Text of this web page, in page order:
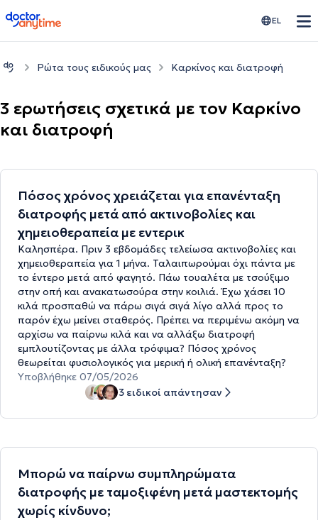
doctoranytime EL
Ρώτα τους ειδικούς μας Καρκίνος και διατροφή
3 ερωτήσεις σχετικά με τον Καρκίνο
και διατροφή
Πόσος χρόνος χρειάζεται για επανένταξη
διατροφής μετά από ακτινοβολίες και
χημειοθεραπεία με εντερικ
Καλησπέρα. Πριν 3 εβδομάδες τελείωσα ακτινοβολίες και
χημειοθεραπεία για 1 μήνα. Ταλαιπωρούμαι όχι πάντα με
το έντερο μετά από φαγητό. Πάω τουαλέτα με τσούξιμο
στην οπή και ανακατωσούρα στην κοιλιά. Έχω χάσει 10
κιλά προσπαθώ να πάρω σιγά σιγά λίγο αλλά προς το
παρόν έχω μείνει σταθερός. Πρέπει να περιμένω ακόμη να
αρχίσω να παίρνω κιλά και να αλλάξω διατροφή
εμπλουτίζοντας με άλλα τρόφιμα? Πόσος χρόνος
θεωρείται φυσιολογικός για μερική ή ολική επανένταξη?
Υποβλήθηκε 07/05/2026
3 ειδικοί απάντησαν
Μπορώ να παίρνω συμπληρώματα
διατροφής με ταμοξιφένη μετά μαστεκτομής
χωρίς κίνδυνο;